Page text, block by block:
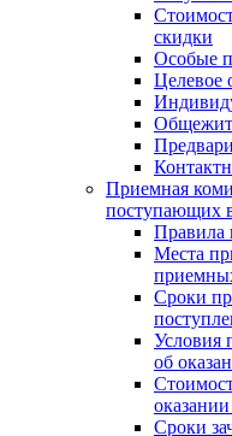
скидки
Особые
Целевое
Приемная
Правила
Места
Сроки
Условия
об
Сроки